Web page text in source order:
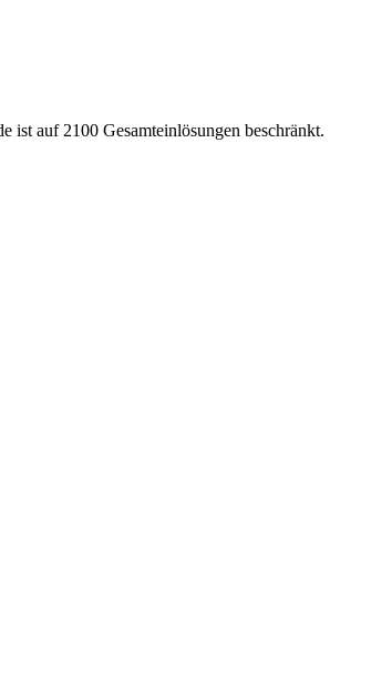
ist auf 2100 Gesamteinlösungen beschränkt.